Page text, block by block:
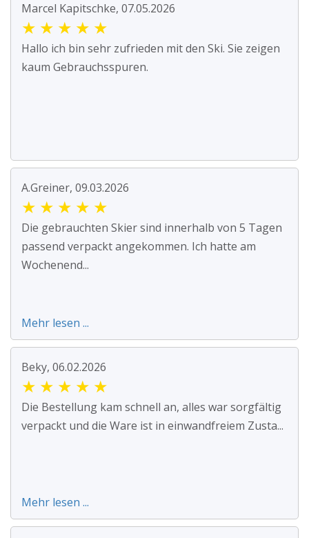
Marcel Kapitschke, 07.05.2026
★ ★ ★ ★ ★
Hallo ich bin sehr zufrieden mit den Ski. Sie zeigen
kaum Gebrauchsspuren.
A.Greiner, 09.03.2026
★ ★ ★ ★ ★
Die gebrauchten Skier sind innerhalb von 5 Tagen
passend verpackt angekommen. Ich hatte am
Wochenend...
Mehr lesen ...
Beky, 06.02.2026
★ ★ ★ ★ ★
Die Bestellung kam schnell an, alles war sorgfältig
verpackt und die Ware ist in einwandfreiem Zusta...
Mehr lesen ...